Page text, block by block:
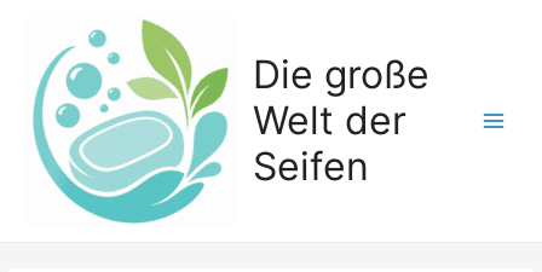
springen
Die große
Welt der
Seifen